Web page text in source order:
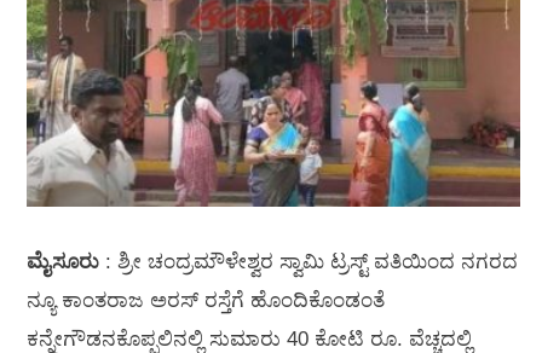
ಮೈಸೂರು : ಶ್ರೀ ಚಂದ್ರಮೌಳೇಶ್ವರ ಸ್ವಾಮಿ ಟ್ರಸ್ಟ್ ವತಿಯಿಂದ ನಗರದ
ನ್ಯೂ ಕಾಂತರಾಜ ಅರಸ್ ರಸ್ತೆಗೆ ಹೊಂದಿಕೊಂಡಂತೆ
ಕನ್ನೇಗೌಡನಕೊಪ್ಪಲಿನಲ್ಲಿ ಸುಮಾರು 40 ಕೋಟಿ ರೂ. ವೆಚ್ಚದಲ್ಲಿ